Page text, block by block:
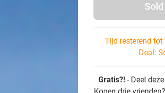
Tijd resterend tot
Deal:
Gratis?! - Deel